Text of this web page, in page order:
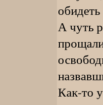
А чуть
Как-то